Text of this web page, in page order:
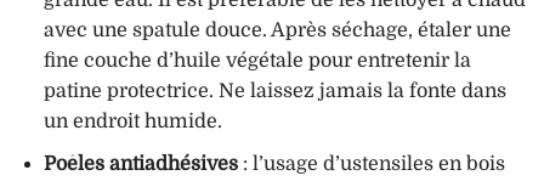
avec une spatule douce. Après séchage, étaler une
fine couche d’huile végétale pour entretenir la
patine protectrice. Ne laissez jamais la fonte dans
un endroit humide.
Poêles antiadhésives: l’usage d’ustensiles en bois